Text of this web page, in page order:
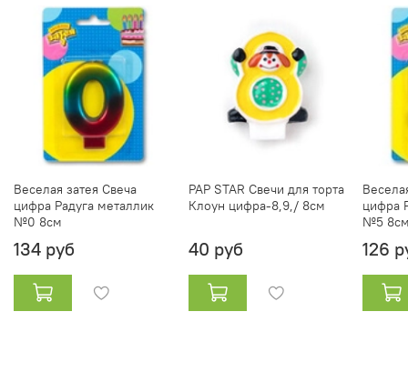
Веселая затея Свеча
цифра Радуга металлик
№0 8см
134 руб
PAP STAR Свечи для торта
Клоун цифра-8,9,/ 8см
40 руб
цифра
№5
126